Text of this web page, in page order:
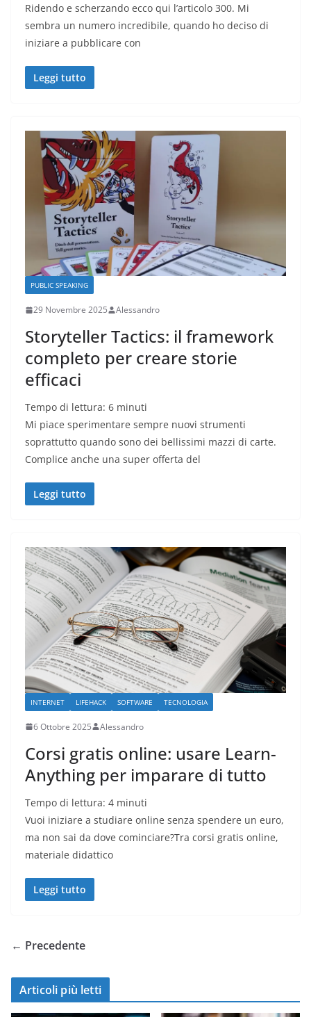
Ridendo e scherzando ecco qui l’articolo 300. Mi
sembra un numero incredibile, quando ho deciso di
iniziare a pubblicare con
Leggi tutto
PUBLIC SPEAKING
29 Novembre 2025 Alessandro
Storyteller Tactics: il framework
completo per creare storie
efficaci
Tempo di lettura: 6 minuti
Mi piace sperimentare sempre nuovi strumenti
soprattutto quando sono dei bellissimi mazzi di carte.
Complice anche una super offerta del
Leggi tutto
INTERNET LIFEHACK SOFTWARE TECNOLOGIA
6 Ottobre 2025 Alessandro
Corsi gratis online: usare Learn-
Anything per imparare di tutto
Tempo di lettura: 4 minuti
Vuoi iniziare a studiare online senza spendere un euro,
ma non sai da dove cominciare?Tra corsi gratis online,
materiale didattico
Leggi tutto
← Precedente
Articoli più letti